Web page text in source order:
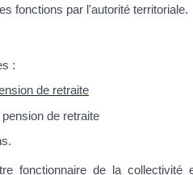
fonctions par l'autorité territoriale.
:
de retraite
de retraite
fonctionnaire de la collectivité